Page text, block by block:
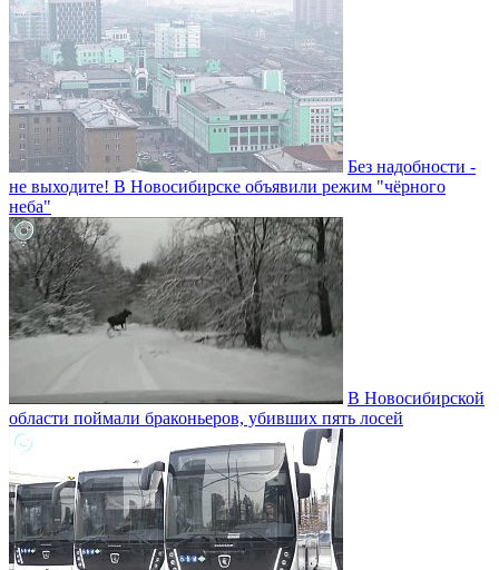
Без надобности -
не выходите! В Новосибирске объявили режим "чёрного
неба"
В Новосибирской
области поймали браконьеров, убивших пять лосей